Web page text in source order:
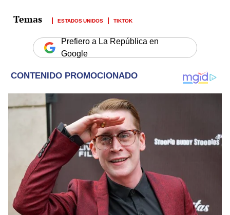
ESTADOS UNIDOS TIKTOK
Prefiero a La República en
Google